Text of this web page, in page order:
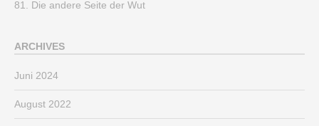
81. Die andere Seite der Wut
ARCHIVES
Juni 2024
August 2022